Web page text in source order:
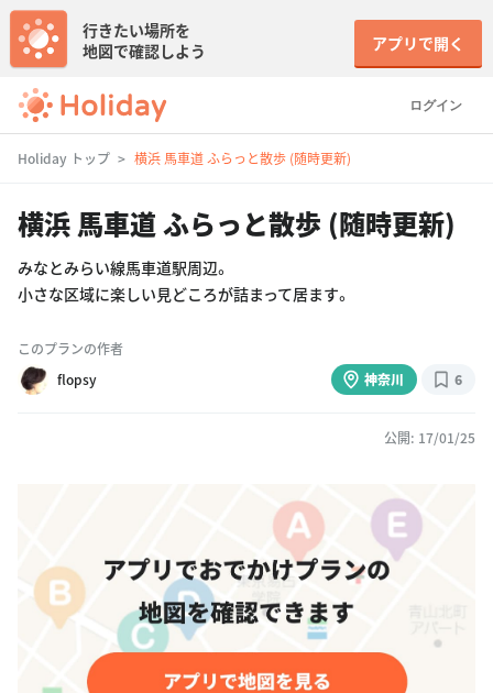
ログイン
行きたい場所を
地図で確認しよう
アプリで開く
Holiday トップ 横浜 馬車道 ふらっと散歩 (随時更新)
横浜 馬車道 ふらっと散歩 (随時更新)
みなとみらい線馬車道駅周辺。
小さな区域に楽しい見どころが詰まって居ます。
このプランの作者
flopsy
神奈川 6
公開: 17/01/25